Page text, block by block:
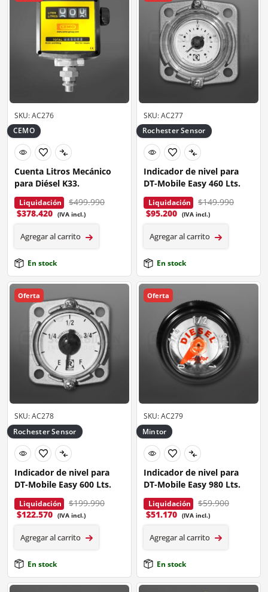
SKU: AC276
CEMO
Cuenta Litros Mecánico
para Diésel K33.
Liquidación
$499.990
$378.420 (IVA incl.)
Agregar al carrito
En stock
SKU: AC277
Rochester Sensor
Indicador de nivel para
DT-Mobile Easy 460 Lts.
Liquidación
$149.990
$95.200 (IVA incl.)
Agregar al carrito
En stock
Oferta
SKU: AC278
Rochester Sensor
Indicador de nivel para
DT-Mobile Easy 600 Lts.
Liquidación
$199.990
$122.570 (IVA incl.)
Agregar al carrito
En stock
Oferta
SKU: AC279
Mintor
Indicador de nivel para
DT-Mobile Easy 980 Lts.
Liquidación
$59.900
$51.170 (IVA incl.)
Agregar al carrito
En stock